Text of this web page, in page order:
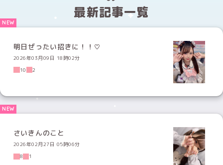
最新記事一覧
明日ぜったい招きに！！♡
2026年03月09日 18時02分
10
2
さいきんのこと
2026年02月27日 05時06分
8
1